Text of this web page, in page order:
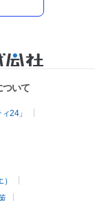
ついて
24」